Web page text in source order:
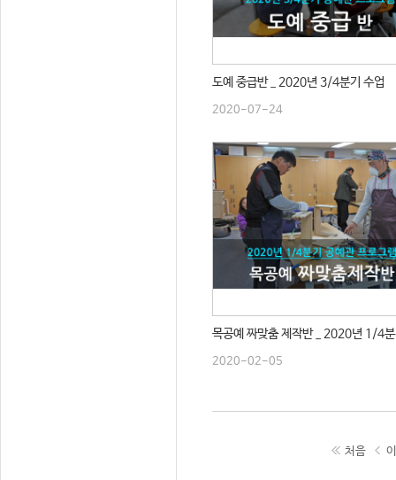
도예 중급반 _ 2020년 3/4분기 수업
2020-07-24
목공예 짜맞춤 제작반 _ 2020년 1/4
2020-02-05
처음